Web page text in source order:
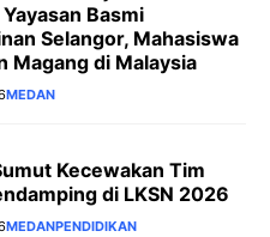
Basmi
Selangor, Mahasiswa
Magang di Malaysia
MEDAN
Kecewakan Tim
di LKSN 2026
MEDANPENDIDIKAN